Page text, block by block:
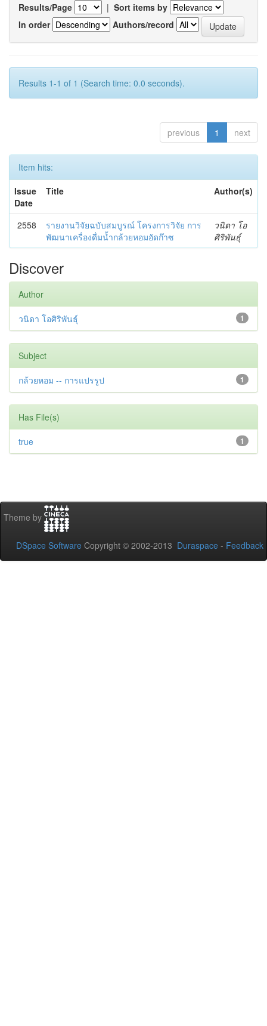
Results/Page | Sort items by
In order
Authors/record
Results 1-1 of 1 (Search time: 0.0 seconds).
previous 1 next
Item hits:
Issue
Date
Title Author(s)
2558
รายงานวิจัยฉบับสมบูรณ์ โครงการวิจัย การ
พัฒนาเครื่องดื่มน้ำกล้วยหอมอัดก๊าซ
วนิดา โอ
ศิริพันธุ์
Discover
Author
1
วนิดา โอศิริพันธุ์
Subject
1
กล้วยหอม -- การแปรรูป
Has File(s)
1
true
Theme by
DSpace Software Copyright © 2002-2013 Duraspace - Feedback